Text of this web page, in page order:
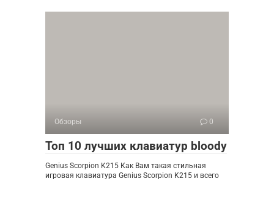
Обзоры 0
Топ 10 лучших клавиатур bloody
Genius Scorpion K215 Как Вам такая стильная
игровая клавиатура Genius Scorpion K215 и всего